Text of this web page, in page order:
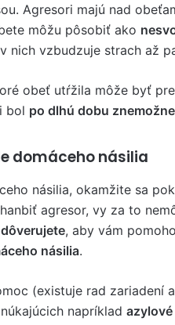
Agresori majú nad
môžu pôsobiť ako
nich vzbudzuje strach až
obeť utŕžila môže byť
bol po dlhú dobu
domáceho násilia
násilia, okamžite sa
agresor, vy za to
, aby vám
násilia.
(existuje rad zariadení
napríklad